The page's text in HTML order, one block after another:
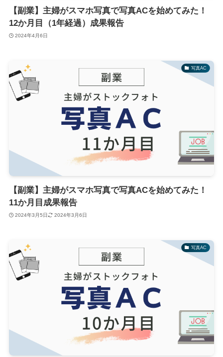
【副業】主婦がスマホ写真で写真ACを始めてみた！
12か月目（1年経過）成果報告
2024年4月6日
写真AC
【副業】主婦がスマホ写真で写真ACを始めてみた！
11か月目成果報告
2024年3月5日 2024年3月6日
写真AC